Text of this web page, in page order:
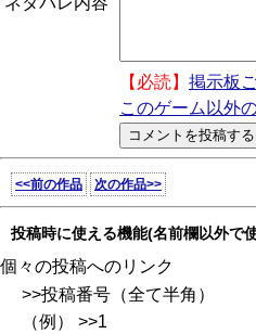
【必読】 掲示板
このゲーム以外
<<前の作品 次の作品>>
投稿時に使える機能(名前欄以外で
個々の投稿へのリンク
>>投稿番号（全て半角）
（例） >>1